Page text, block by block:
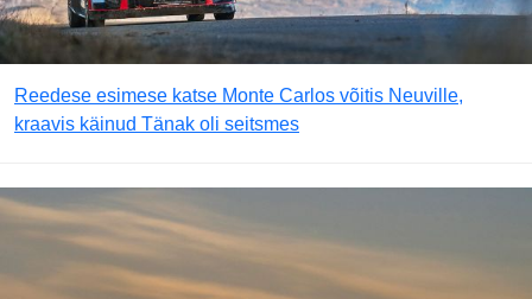
Reedese esimese katse Monte Carlos võitis Neuville,
kraavis käinud Tänak oli seitsmes